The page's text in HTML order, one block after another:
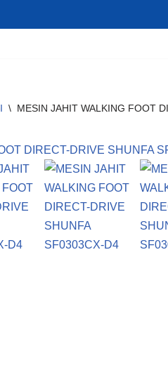
\ MESIN JAHIT WALKING FOOT